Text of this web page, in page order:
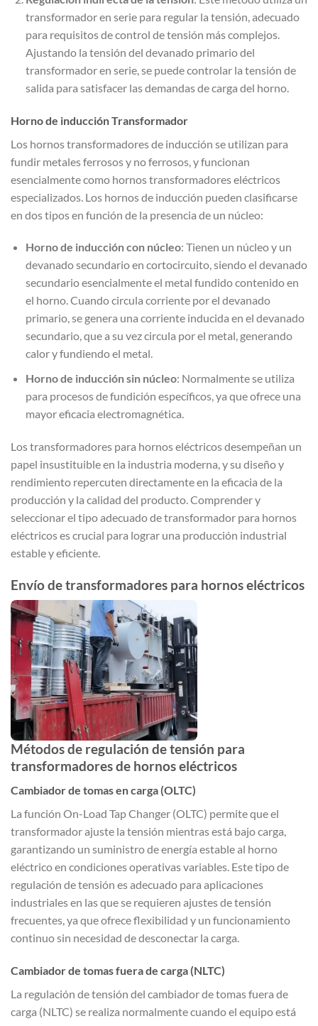
transformador en serie para regular la tensión, adecuado
para requisitos de control de tensión más complejos.
Ajustando la tensión del devanado primario del
transformador en serie, se puede controlar la tensión de
salida para satisfacer las demandas de carga del horno.
Horno de inducción Transformador
Los hornos transformadores de inducción se utilizan para
fundir metales ferrosos y no ferrosos, y funcionan
esencialmente como hornos transformadores eléctricos
especializados. Los hornos de inducción pueden clasificarse
en dos tipos en función de la presencia de un núcleo:
Horno de inducción con núcleo: Tienen un núcleo y un
devanado secundario en cortocircuito, siendo el devanado
secundario esencialmente el metal fundido contenido en
el horno. Cuando circula corriente por el devanado
primario, se genera una corriente inducida en el devanado
secundario, que a su vez circula por el metal, generando
calor y fundiendo el metal.
Horno de inducción sin núcleo: Normalmente se utiliza
para procesos de fundición específicos, ya que ofrece una
mayor eficacia electromagnética.
Los transformadores para hornos eléctricos desempeñan un
papel insustituible en la industria moderna, y su diseño y
rendimiento repercuten directamente en la eficacia de la
producción y la calidad del producto. Comprender y
seleccionar el tipo adecuado de transformador para hornos
eléctricos es crucial para lograr una producción industrial
estable y eficiente.
Envío de transformadores para hornos eléctricos
Métodos de regulación de tensión para
transformadores de hornos eléctricos
Cambiador de tomas en carga (OLTC)
La función On-Load Tap Changer (OLTC) permite que el
transformador ajuste la tensión mientras está bajo carga,
garantizando un suministro de energía estable al horno
eléctrico en condiciones operativas variables. Este tipo de
regulación de tensión es adecuado para aplicaciones
industriales en las que se requieren ajustes de tensión
frecuentes, ya que ofrece flexibilidad y un funcionamiento
continuo sin necesidad de desconectar la carga.
Cambiador de tomas fuera de carga (NLTC)
La regulación de tensión del cambiador de tomas fuera de
carga (NLTC) se realiza normalmente cuando el equipo está